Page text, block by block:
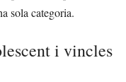
sola categoria.
i vincles